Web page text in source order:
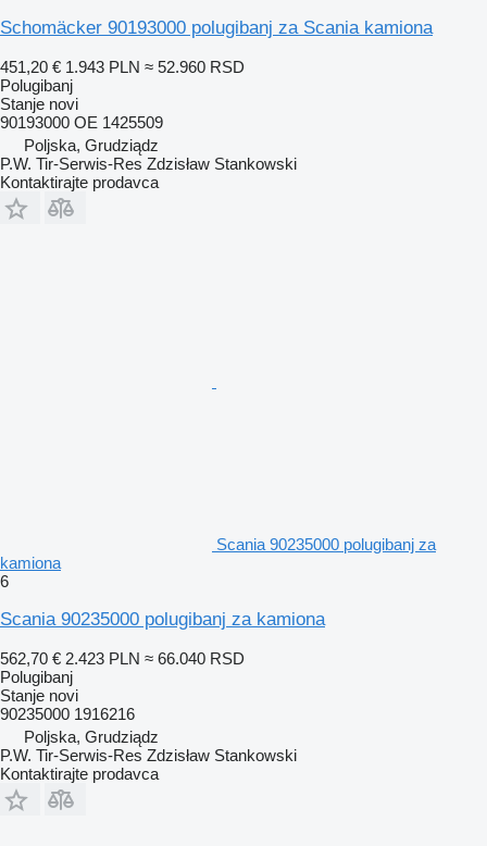
Schomäcker 90193000 polugibanj za Scania kamiona
451,20 € 1.943 PLN ≈ 52.960 RSD
Polugibanj
Stanje novi
90193000 OE 1425509
Poljska, Grudziądz
P.W. Tir-Serwis-Res Zdzisław Stankowski
Kontaktirajte prodavca
Scania 90235000 polugibanj za
kamiona
6
Scania 90235000 polugibanj za kamiona
562,70 € 2.423 PLN ≈ 66.040 RSD
Polugibanj
Stanje novi
90235000 1916216
Poljska, Grudziądz
P.W. Tir-Serwis-Res Zdzisław Stankowski
Kontaktirajte prodavca